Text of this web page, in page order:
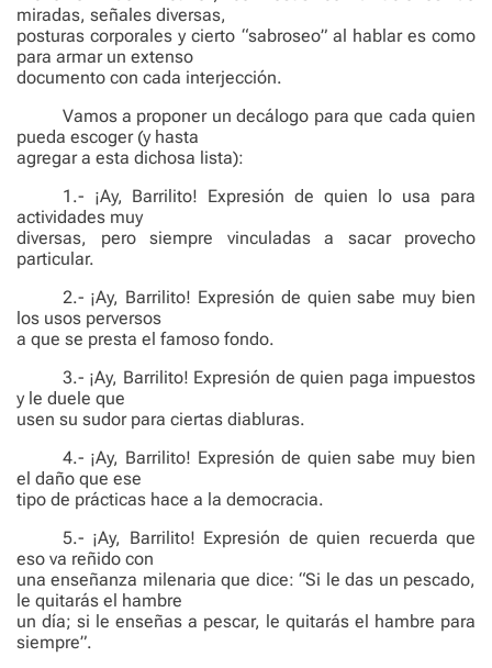
miradas, señales diversas,
posturas corporales y cierto “sabroseo” al hablar es como
para armar un extenso
documento con cada interjección.
Vamos a proponer un decálogo para que cada quien
pueda escoger (y hasta
agregar a esta dichosa lista):
1.- ¡Ay, Barrilito! Expresión de quien lo usa para
actividades muy
diversas, pero siempre vinculadas a sacar provecho
particular.
2.- ¡Ay, Barrilito! Expresión de quien sabe muy bien
los usos perversos
a que se presta el famoso fondo.
3.- ¡Ay, Barrilito! Expresión de quien paga impuestos
y le duele que
usen su sudor para ciertas diabluras.
4.- ¡Ay, Barrilito! Expresión de quien sabe muy bien
el daño que ese
tipo de prácticas hace a la democracia.
5.- ¡Ay, Barrilito! Expresión de quien recuerda que
eso va reñido con
una enseñanza milenaria que dice: “Si le das un pescado,
le quitarás el hambre
un día; si le enseñas a pescar, le quitarás el hambre para
siempre”.